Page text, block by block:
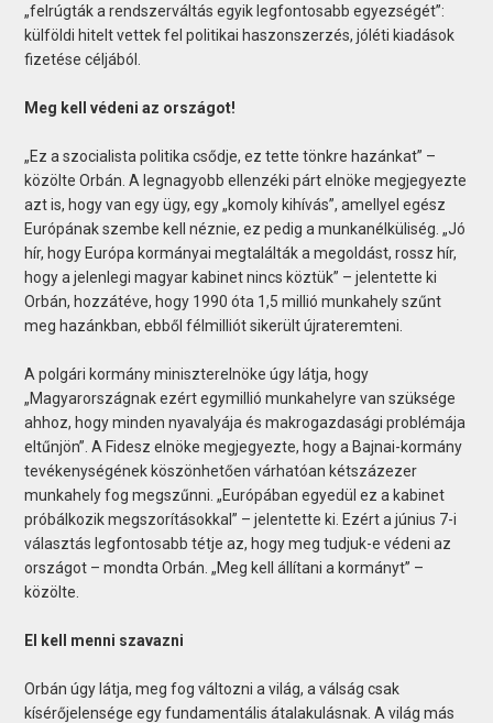
„felrúgták a rendszerváltás egyik legfontosabb egyezségét”:
külföldi hitelt vettek fel politikai haszonszerzés, jóléti kiadások
fizetése céljából.
Meg kell védeni az országot!
„Ez a szocialista politika csődje, ez tette tönkre hazánkat” –
közölte Orbán. A legnagyobb ellenzéki párt elnöke megjegyezte
azt is, hogy van egy ügy, egy „komoly kihívás”, amellyel egész
Európának szembe kell néznie, ez pedig a munkanélküliség. „Jó
hír, hogy Európa kormányai megtalálták a megoldást, rossz hír,
hogy a jelenlegi magyar kabinet nincs köztük” – jelentette ki
Orbán, hozzátéve, hogy 1990 óta 1,5 millió munkahely szűnt
meg hazánkban, ebből félmilliót sikerült újrateremteni.
A polgári kormány miniszterelnöke úgy látja, hogy
„Magyarországnak ezért egymillió munkahelyre van szüksége
ahhoz, hogy minden nyavalyája és makrogazdasági problémája
eltűnjön”. A Fidesz elnöke megjegyezte, hogy a Bajnai-kormány
tevékenységének köszönhetően várhatóan kétszázezer
munkahely fog megszűnni. „Európában egyedül ez a kabinet
próbálkozik megszorításokkal” – jelentette ki. Ezért a június 7-i
választás legfontosabb tétje az, hogy meg tudjuk-e védeni az
országot – mondta Orbán. „Meg kell állítani a kormányt” –
közölte.
El kell menni szavazni
Orbán úgy látja, meg fog változni a világ, a válság csak
kísérőjelensége egy fundamentális átalakulásnak. A világ más